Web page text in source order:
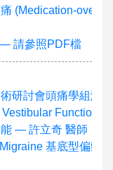
(Medication-
請參照PDF檔
研討會頭痛學組演
Functions
— 許立奇 醫師
基底型偏頭